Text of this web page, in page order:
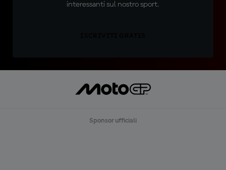
interessanti sul nostro sport.
Sponsor ufficiali